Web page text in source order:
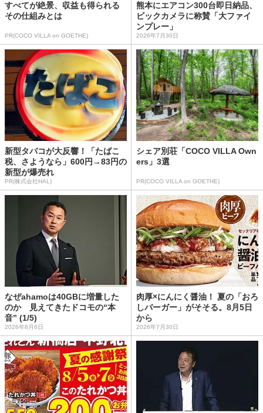
すべてが絶景、収益も得られる
その仕組みとは
PR(COCO VILLA on GOETHE)
熊本にエアコン300台即日納品、
ビックカメラに称賛「大ファイ
ンプレー」
2026年7月30日
新型タバコが大反響！「たばこ
税、さようなら」600円→83円の
新型が爆売れ
PR(株式会社HAL)
シェア別荘「COCO VILLA Own
ers」3選
PR(COCO VILLA on GOETHE)
なぜahamoは40GBに増量した
のか 見えてきたドコモの“本
音” (1/5)
2026年8月6日
肉厚×にんにく醤油！ 夏の「おろ
しバーガー」がそそる。8月5日
から
2026年7月30日